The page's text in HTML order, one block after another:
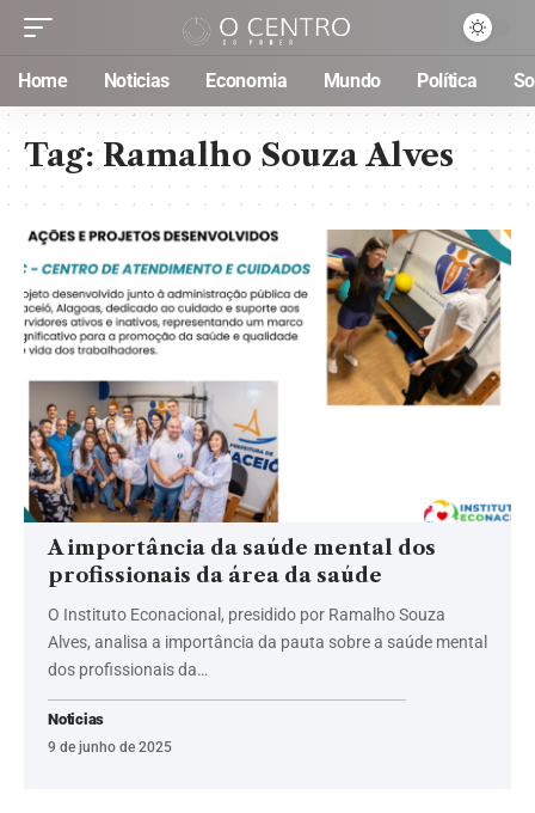
Home Noticias Economia Mundo Política
Tag:Ramalho Souza Alves
A importância da saúde mental dos
profissionais da área da saúde
O Instituto Econacional, presidido por Ramalho Souza
Alves, analisa a importância da pauta sobre a saúde mental
dos profissionais da…
Noticias
9 de junho de 2025